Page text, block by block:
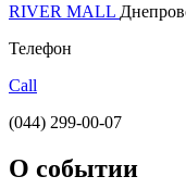
RIVER MALL
Телефон
Call
(044) 299-00-07
О событии